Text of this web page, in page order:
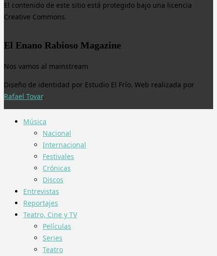
El contenido de este sitio está protegido bajo una licencia
Creative Commons.
El Enano Rabioso Magazine
Nos vamos al mainstream
Diseño de identidad por Estudio El Frío. Web realizada por
Rafael Tovar.
Música
Nacional
Internacional
Festivales
Crónicas
Discos
Entrevistas
Reportajes
Teatro, Cine y TV
Películas
Series
Teatro